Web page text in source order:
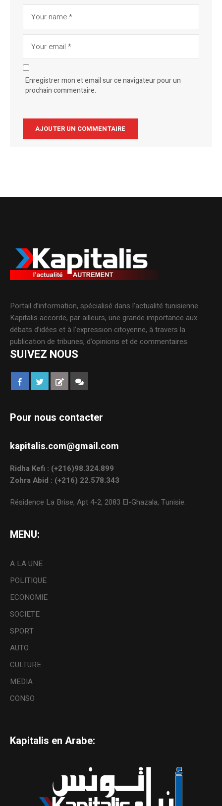
Enregistrer mon et email sur ce navigateur pour un
prochain commentaire.
Portail d’information, spécialisé dans l’actualité tunisienne.
Kapitalis accorde, par ailleurs, une grande importance aux
débats d’idées et à l’expression citoyenne, à travers la
publication de tribunes, d’opinions et de commentaires.
SUIVEZ NOUS
Pour nous contacter
kapitalis.com@gmail.com
Ridha Kefi : (+216)98.324.899
Zohra Abid : (+216) 22.578.343
Résidence La Brise, Apt 4-2, 2083 El-Ghazala, Tunisie.
MENU:
A LA UNE
POLITIQUE
ECONOMIE
SOCIETE
SPORT
AUTO
CULTURE
MEDIA
CONSO
Kapitalis en Arabe: